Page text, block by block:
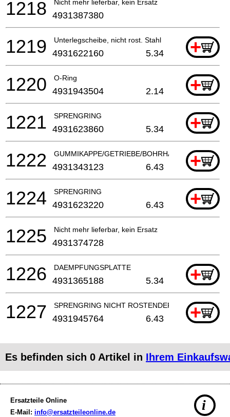
Nicht mehr lieferbar, kein Ersatz
1218 4931387380
Unterlegscheibe, nicht rost. Stahl +
1219 4931622160 5.34
O-Ring +
1220 4931943504 2.14
SPRENGRING +
1221 4931623860 5.34
GUMMIKAPPE/GETRIEBE/BOHRHAMMER+
1222 4931343123 6.43
SPRENGRING +
1224 4931623220 6.43
Nicht mehr lieferbar, kein Ersatz
1225 4931374728
DAEMPFUNGSPLATTE +
1226 4931365188 5.34
SPRENGRING NICHT ROSTENDER STAHL
+
1227 4931945764 6.43
Es befinden sich 0 Artikel in Ihrem
Ersatzteile Online
E-Mail: info@ersatzteileonline.de i